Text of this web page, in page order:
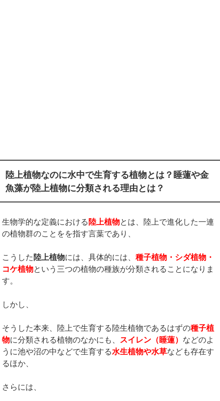
陸上植物なのに水中で生育する植物とは？睡蓮や金
魚藻が陸上植物に分類される理由とは？
生物学的な定義における 陸上植物とは、陸上で進化した一連
の植物群のことをを指す言葉であり、
こうした 陸上植物には、具体的には、種子植物・シダ植物・
コケ植物という三つの植物の種族が分類されることになりま
す。
しかし、
そうした本来、陸上で生育する陸生植物であるはずの種子植
物に分類される植物のなかにも、 スイレン（睡蓮） などのよ
うに池や沼の中などで生育する水生植物や水草なども存在す
るほか、
さらには、